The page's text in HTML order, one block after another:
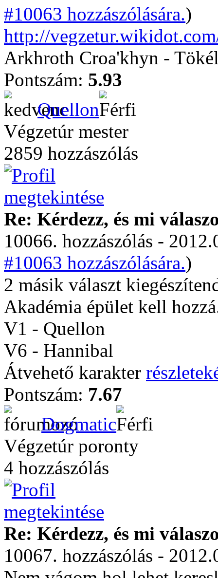
#10063 hozzászólására.)
http://
Arkhroth Croa'khyn -
Pontszám: 5.93
Quellon
Végzetúr mester
2859 hozzászólás
Re: Kérdezz, és mi
10066. hozzászólás -
#10063 hozzászólására.)
2 másik választ
Akadémia épület kell
V1 - Quellon
V6 - Hannibal
Átvehető karakter
Pontszám: 7.67
Dogmatic
Végzetúr poronty
4 hozzászólás
Re: Kérdezz, és mi
10067. hozzászólás -